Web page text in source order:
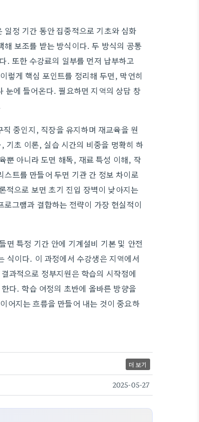
정 기간 동안 집중적으로 기초와 심화
보조를 받는 방식이다. 두 방식의 공통
. 또한 수강료의 일부를 먼저 납부하고
렇게 핵심 포인트를 정리해 두면, 막연히
눈에 들어온다. 필요하면 지역의 상담 창
중인지, 직장을 유지하며 재교육을 원
기초 이론, 실습 시간의 비중을 명확히 하
뿐 아니라 도면 해독, 재료 특성 이해, 작
트를 만들어 두면 기관 간 정보 차이로
적으로 보면 초기 진입 장벽이 낮아지는
그램과 결합하는 전략이 가장 현실적이
면 특정 기간 안에 기계설비 기본 및 안전
식이다. 이 과정에서 수강생은 지역에서
과적으로 정부지원은 학습의 시작점에
다. 학습 여정의 초반에 올바른 방향을
어지는 흐름을 만들어 내는 것이 중요하
더 보기
2025-05-27